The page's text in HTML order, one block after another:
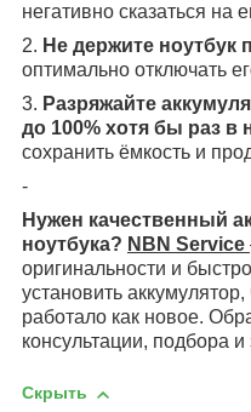
негативно сказаться на
2. Не держите ноутбук
оптимально отключать
3. Разряжайте
до 100% хотя бы раз в
сохранить ёмкость и
-
Нужен качественный
ноутбука? NBN Service
оригинальности и
установить
работало как новое.
консультации, подбора
Скрыть